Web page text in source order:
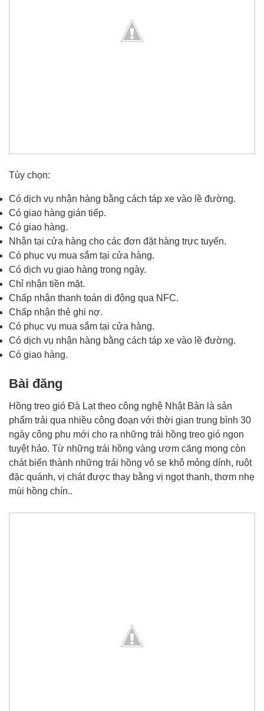
Tùy chọn:
Có dịch vụ nhận hàng bằng cách táp xe vào lề đường.
Có giao hàng gián tiếp.
Có giao hàng.
Nhận tại cửa hàng cho các đơn đặt hàng trực tuyến.
Có phục vụ mua sắm tại cửa hàng.
Có dịch vụ giao hàng trong ngày.
Chỉ nhận tiền mặt.
Chấp nhận thanh toán di động qua NFC.
Chấp nhận thẻ ghi nợ.
Có phục vụ mua sắm tại cửa hàng.
Có dịch vụ nhận hàng bằng cách táp xe vào lề đường.
Có giao hàng.
Bài đăng
Hồng treo gió Đà Lạt theo công nghệ Nhật Bản là sản
phẩm trải qua nhiều công đoạn với thời gian trung bình 30
ngày công phu mới cho ra những trái hồng treo gió ngon
tuyệt hảo. Từ những trái hồng vàng ươm căng mọng còn
chát biến thành những trái hồng vỏ se khô mỏng dính, ruột
đặc quánh, vị chát được thay bằng vị ngọt thanh, thơm nhẹ
mùi hồng chín..